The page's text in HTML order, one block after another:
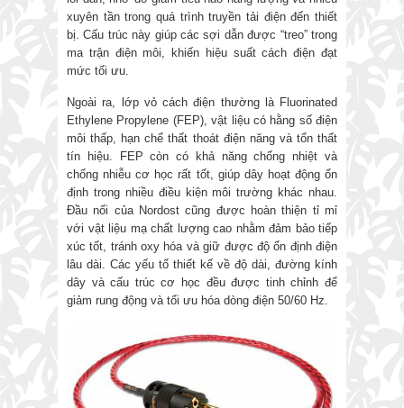
xuyên tần trong quá trình truyền tải điện đến thiết
bị. Cấu trúc này giúp các sợi dẫn được “treo” trong
ma trận điện môi, khiến hiệu suất cách điện đạt
mức tối ưu.
Ngoài ra, lớp vỏ cách điện thường là Fluorinated
Ethylene Propylene (FEP), vật liệu có hằng số điện
môi thấp, hạn chế thất thoát điện năng và tổn thất
tín hiệu. FEP còn có khả năng chống nhiệt và
chống nhiễu cơ học rất tốt, giúp dây hoạt động ổn
định trong nhiều điều kiện môi trường khác nhau.
Đầu nối của Nordost cũng được hoàn thiện tỉ mỉ
với vật liệu mạ chất lượng cao nhằm đảm bảo tiếp
xúc tốt, tránh oxy hóa và giữ được độ ổn định điện
lâu dài. Các yếu tố thiết kế về độ dài, đường kính
dây và cấu trúc cơ học đều được tinh chỉnh để
giảm rung động và tối ưu hóa dòng điện 50/60 Hz.